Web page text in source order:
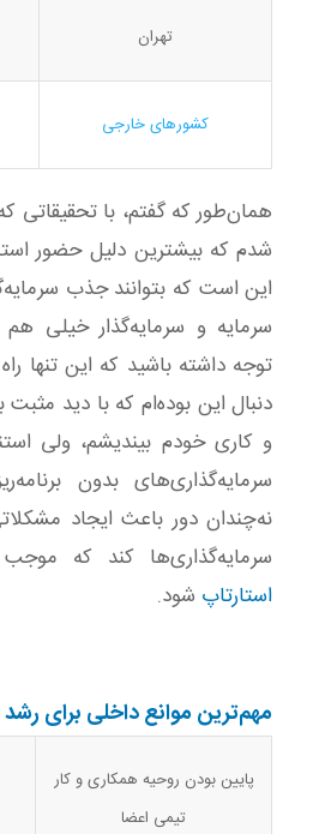
تهران
کشورهای خارجی
همان‌طور که گفتم، با تحقیقاتی
شدم که بیشترین دلیل حضور
این است که بتوانند جذب
سرمایه و سرمایه‌گذار خیلی
توجه داشته باشید که این تنها
دنبال این بوده‌ام که با دید
و کاری خودم بیندیشم، ولی
سرمایه‌گذاری‌های بدون
نه‌چندان دور باعث ایجاد
سرمایه‌گذاری‌ها کند که
استارتاپ شود.
مهم‌ترین موانع داخلی برای رشد
پایین بودن روحیه همکاری و کار
تیمی اعضا